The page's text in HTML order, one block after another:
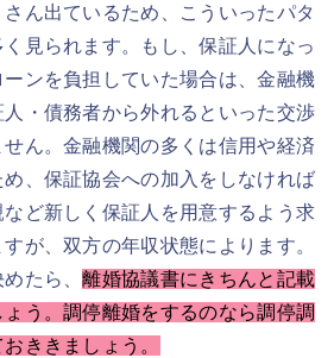
ん出ているため、こういったパタ
見られます。もし、保証人になっ
ンを負担していた場合は、金融機
・債務者から外れるといった交渉
ん。金融機関の多くは信用や経済
、保証協会への加入をしなければ
ど新しく保証人を用意するよう求
が、双方の年収状態によります。
めたら、離婚協議書にきちんと記載
う。調停離婚をするのなら調停調
ききましょう。